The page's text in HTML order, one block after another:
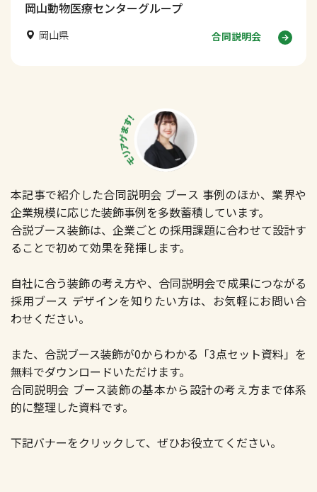
岡山動物医療センターグループ
岡山県 合同説明会
本記事で紹介した合同説明会 ブース 事例のほか、業界や
企業規模に応じた装飾事例を多数蓄積しています。
合説ブース装飾は、企業ごとの採用課題に合わせて設計す
ることで初めて効果を発揮します。
自社に合う装飾の考え方や、合同説明会で成果につながる
採用ブース デザインを知りたい方は、お気軽にお問い合
わせください。
また、合説ブース装飾が0からわかる「3点セット資料」を
無料でダウンロードいただけます。
合同説明会 ブース装飾の基本から設計の考え方まで体系
的に整理した資料です。
下記バナーをクリックして、ぜひお役立てください。